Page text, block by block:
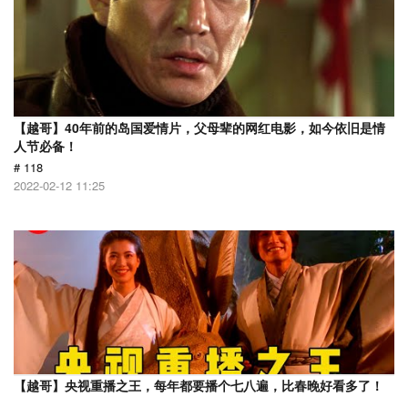
【越哥】40年前的岛国爱情片，父母辈的网红电影，如今依旧是情
人节必备！
# 118
2022-02-12 11:25
【越哥】央视重播之王，每年都要播个七八遍，比春晚好看多了！